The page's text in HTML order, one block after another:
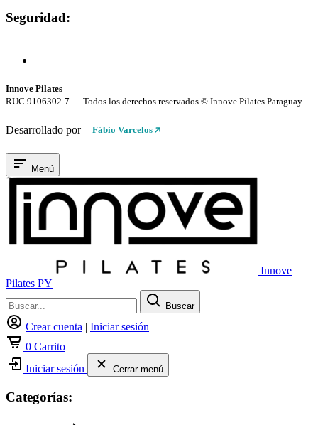
Seguridad:
Innove Pilates
RUC 9106302-7 — Todos los derechos reservados © Innove Pilates Paraguay.
Desarrollado por Fábio Varcelos
Menú
Innove
Pilates PY
Buscar
Crear cuenta | Iniciar sesión
0 Carrito
Iniciar sesión
Cerrar menú
Categorías: